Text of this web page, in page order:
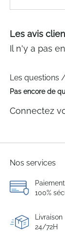
Les avis
Il n'y a pas
Les questions
Pas encore de
Connectez
Nos services
Paiement
100%
Livraison
24/72H